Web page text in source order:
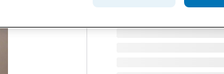
38803404001